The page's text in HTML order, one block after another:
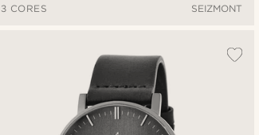
3 CORES
SEIZMONT